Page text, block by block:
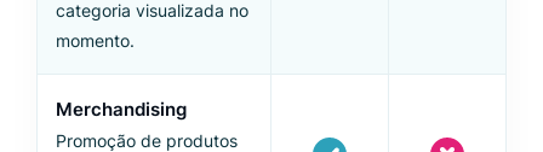
categoria visualizada no
momento.
Merchandising
Promoção de produtos